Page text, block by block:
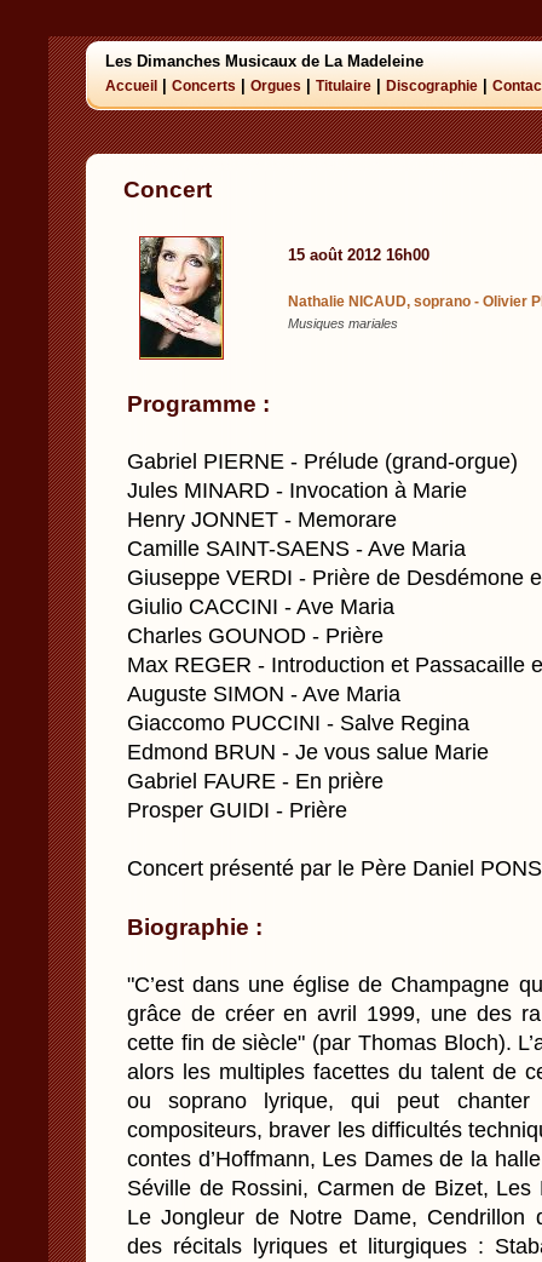
Les Dimanches Musicaux de La Madeleine
Accueil Concerts Orgues Titulaire Discographie
Concert
15 août 2012 16h00
Nathalie NICAUD, soprano - Olivier
Musiques mariales
Programme :
Gabriel PIERNE - Prélude (grand-orgue)
Jules MINARD - Invocation à Marie
Henry JONNET - Memorare
Camille SAINT-SAENS - Ave Maria
Giuseppe VERDI - Prière de Desdémone
Giulio CACCINI - Ave Maria
Charles GOUNOD - Prière
Max REGER - Introduction et Passacaille
Auguste SIMON - Ave Maria
Giaccomo PUCCINI - Salve Regina
Edmond BRUN - Je vous salue Marie
Gabriel FAURE - En prière
Prosper GUIDI - Prière
Concert présenté par le Père Daniel
Biographie :
"C’est dans une église de Champagne
grâce de créer en avril 1999, une des
cette fin de siècle" (par Thomas Bloch).
alors les multiples facettes du talent de
ou soprano lyrique, qui peut
compositeurs, braver les difficultés
contes d’Hoffmann, Les Dames de la
Séville de Rossini, Carmen de Bizet,
Le Jongleur de Notre Dame, Cendrillon
des récitals lyriques et liturgiques :